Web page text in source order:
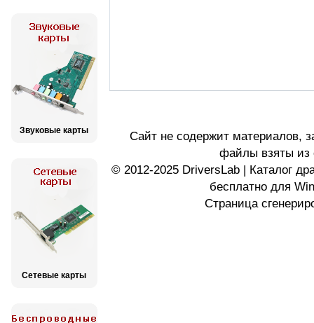
Звуковые карты
Сетевые карты
Сайт не содержит материалов,
файлы взяты из
© 2012-2025 DriversLab | Каталог
бесплатно для
Страница